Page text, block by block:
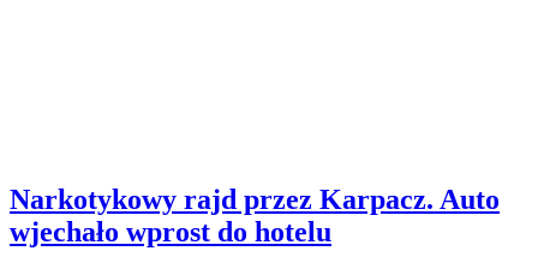
Narkotykowy rajd przez Karpacz. Auto
wjechało wprost do hotelu